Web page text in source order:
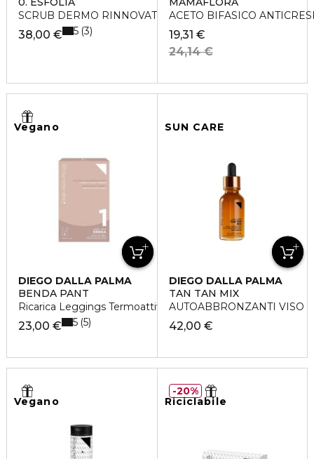
SCRUB DERMO RINNOVATORE
38,00 € 5 3
ACETO BIFASICO
19,31 €
24,14 €
Vegano
DIEGO DALLA PALMA
BENDA PANT
Ricarica Leggings Termoattivo Snellente
23,00 € 5 5
SUN CARE
DIEGO DALLA PALMA
TAN TAN MIX
AUTOABBRONZANTI VISO
42,00 €
Vegano Riciclabile
20%